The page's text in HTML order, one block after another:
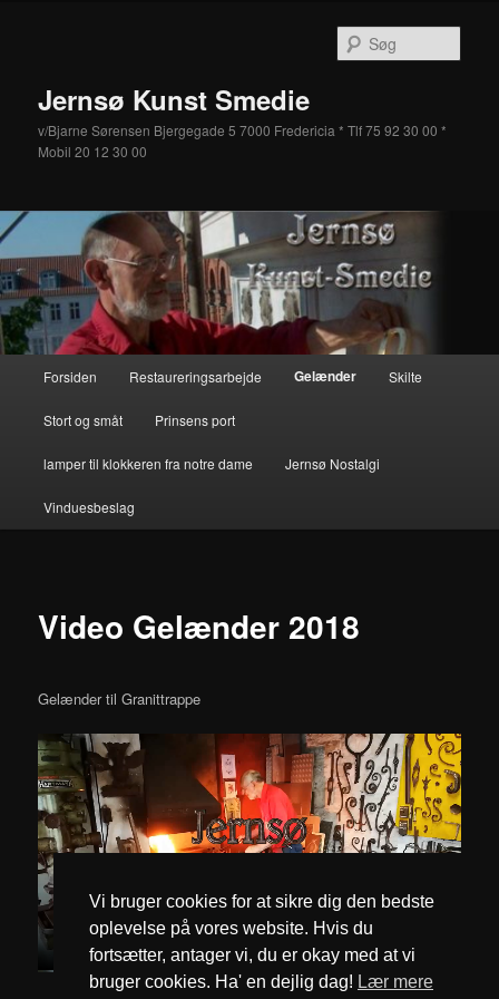
Jernsø Kunst Smedie
v/Bjarne Sørensen Bjergegade 5 7000 Fredericia * Tlf 75 92 30 00 *
Mobil 20 12 30 00
Forsiden Restaureringsarbejde Gelænder Skilte
Stort og småt Prinsens port
lamper til klokkeren fra notre dame Jernsø Nostalgi
Vinduesbeslag
Video Gelænder 2018
Gelænder til Granittrappe
Vi bruger cookies for at sikre dig den bedste
oplevelse på vores website. Hvis du
fortsætter, antager vi, du er okay med at vi
bruger cookies. Ha' en dejlig dag! Lær mere